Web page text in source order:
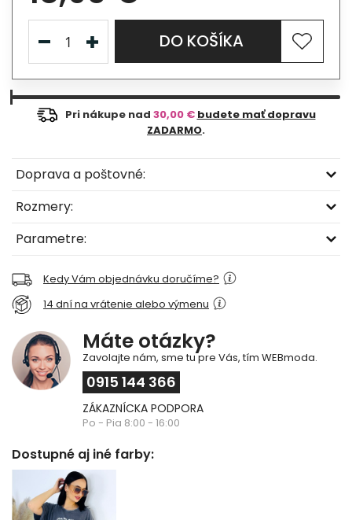
DO KOŠÍKA
Pri nákupe nad 30,00 € budete mať dopravu
ZADARMO.
Doprava a poštovné:
Rozmery:
Parametre:
Kedy Vám objednávku doručíme?
14 dní na vrátenie alebo výmenu
Máte otázky?
Zavolajte nám, sme tu pre Vás, tím WEBmoda.
0915 144 366
ZÁKAZNÍCKA PODPORA
Po - Pia 8:00 - 16:00
Dostupné aj iné farby: